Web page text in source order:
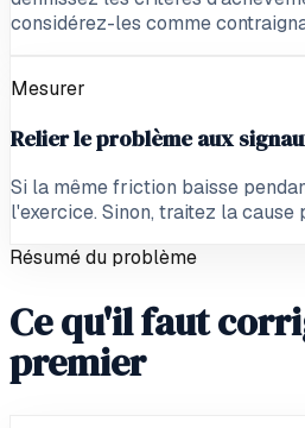
considérez-les comme
Mesurer
Relier le problème aux
Si la même friction baisse
l'exercice. Sinon, traitez la cause
Résumé du problème
Ce qu'il faut
premier